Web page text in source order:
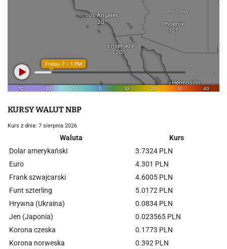
KURSY WALUT NBP
Kurs z dnia: 7 sierpnia 2026
Waluta
Kurs
Dolar amerykański
3.7324 PLN
Euro
4.301 PLN
Frank szwajcarski
4.6005 PLN
Funt szterling
5.0172 PLN
Hrywna (Ukraina)
0.0834 PLN
Jen (Japonia)
0.023565 PLN
Korona czeska
0.1773 PLN
Korona norweska
0.392 PLN